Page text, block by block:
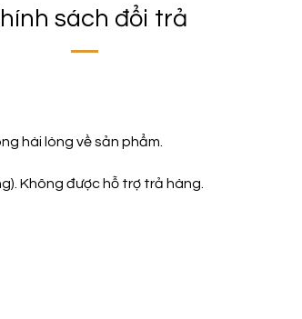
sách đổi trả
hài lòng về sản phẩm.
Không được hỗ trợ trả hàng.